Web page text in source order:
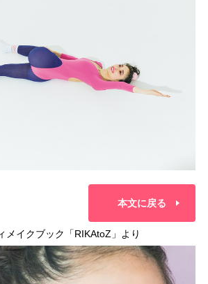
本文に戻る
イクブック「RIKAtoZ」より